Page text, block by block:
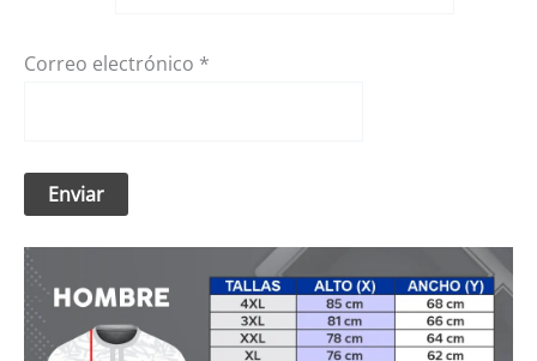
Correo electrónico *